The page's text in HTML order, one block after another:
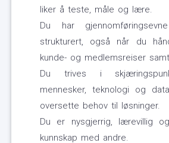
liker å teste, måle og lære.
Du har
strukturert, også når du
kunde- og medlemsreiser
Du trives i
mennesker, teknologi og
oversette behov til løsninger.
Du er nysgjerrig, lærevillig
kunnskap med andre.